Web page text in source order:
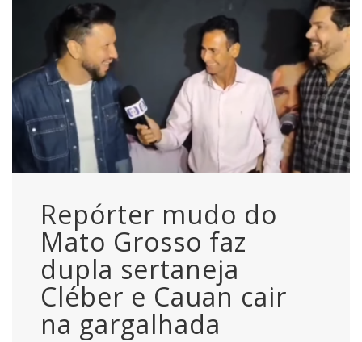
Repórter mudo do
Mato Grosso faz
dupla sertaneja
Cléber e Cauan cair
na gargalhada